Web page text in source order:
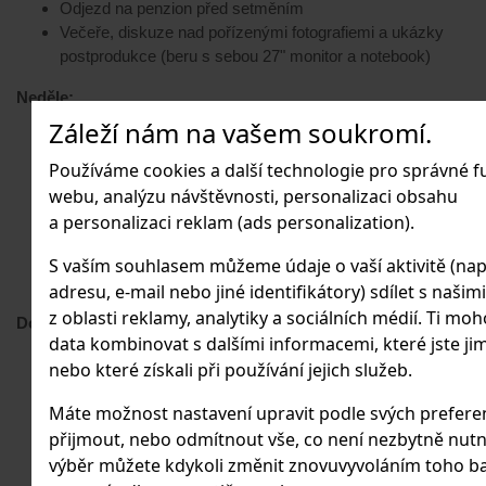
Záleží nám na vašem soukromí.
Používáme cookies a další technologie pro správné
webu, analýzu návštěvnosti, personalizaci obsahu
a personalizaci reklam (ads personalization).
S vaším souhlasem můžeme údaje o vaší aktivitě
adresu, e-mail nebo jiné identifikátory) sdílet s
z oblasti reklamy, analytiky a sociálních médií. Ti
data kombinovat s dalšími informacemi, které jste
nebo které získali při používání jejich služeb.
Máte možnost nastavení upravit podle svých
přijmout, nebo odmítnout vše, co není nezbytně
výběr můžete kdykoli změnit znovuvyvoláním toho
Odjezd na penzion před setměním
Večeře, diskuze nad pořízenými fotografiemi a ukázky
postprodukce (beru s sebou 27" monitor a notebook)
Neděle:
Ráno snídaně na penzionu - 7:15 - 8:00 + sbalení věcí
(opuštění pokoje)
Odjezd do bavorského lesa v 8:30
Celodenní fotografování zvířat s mojí asistencí pro Vaše
dotazy.
Odjezd domů dle vlastní potřeby (ideálně kolem setmění)
:)
Doporučená technika:
Digitální zrcadlovka nebo bezzrcadlovka s výměnými
(minimálně 200mm a více)
Monopod/stativ (není nutný, ale hodí se)
Náhradní baterie (jedná se o celodenní fotografování) -